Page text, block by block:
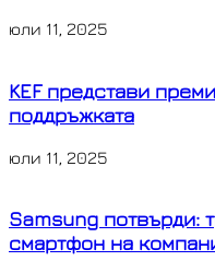
юли 11, 2025
KEF представи
поддръжката
юли 11, 2025
Samsung потвърди:
смартфон на